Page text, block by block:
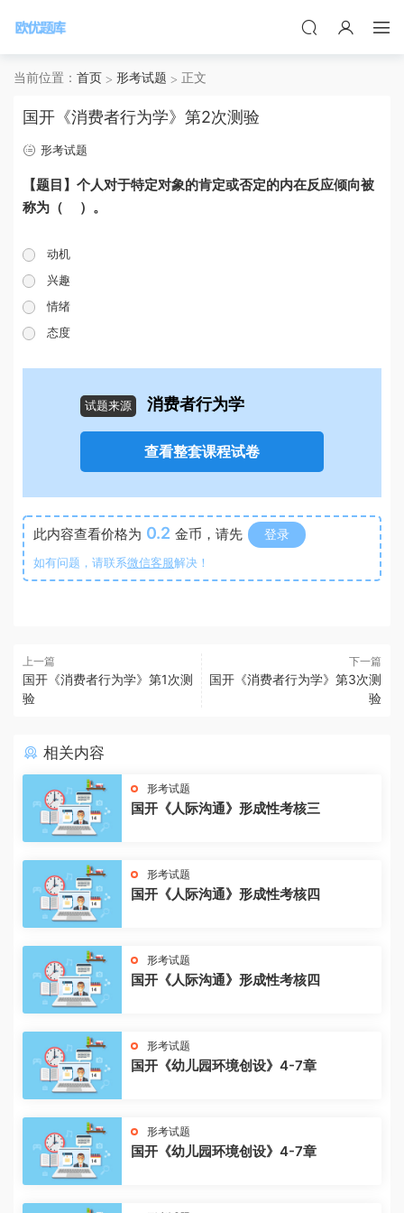
当前位置： 首页 形考试题 正文
国开《消费者行为学》第2次测验
形考试题
【题目】个人对于特定对象的肯定或否定的内在反应倾向被
称为（ ）。
动机
兴趣
情绪
态度
试题来源 消费者行为学
查看整套课程试卷
此内容查看价格为 0.2 金币，请先 登录
如有问题，请联系微信客服解决！
上一篇
国开《消费者行为学》第1次测
验
下一篇
国开《消费者行为学》第3次测
验
相关内容
形考试题
国开《人际沟通》形成性考核三
形考试题
国开《人际沟通》形成性考核四
形考试题
国开《人际沟通》形成性考核四
形考试题
国开《幼儿园环境创设》4-7章
形考试题
国开《幼儿园环境创设》4-7章